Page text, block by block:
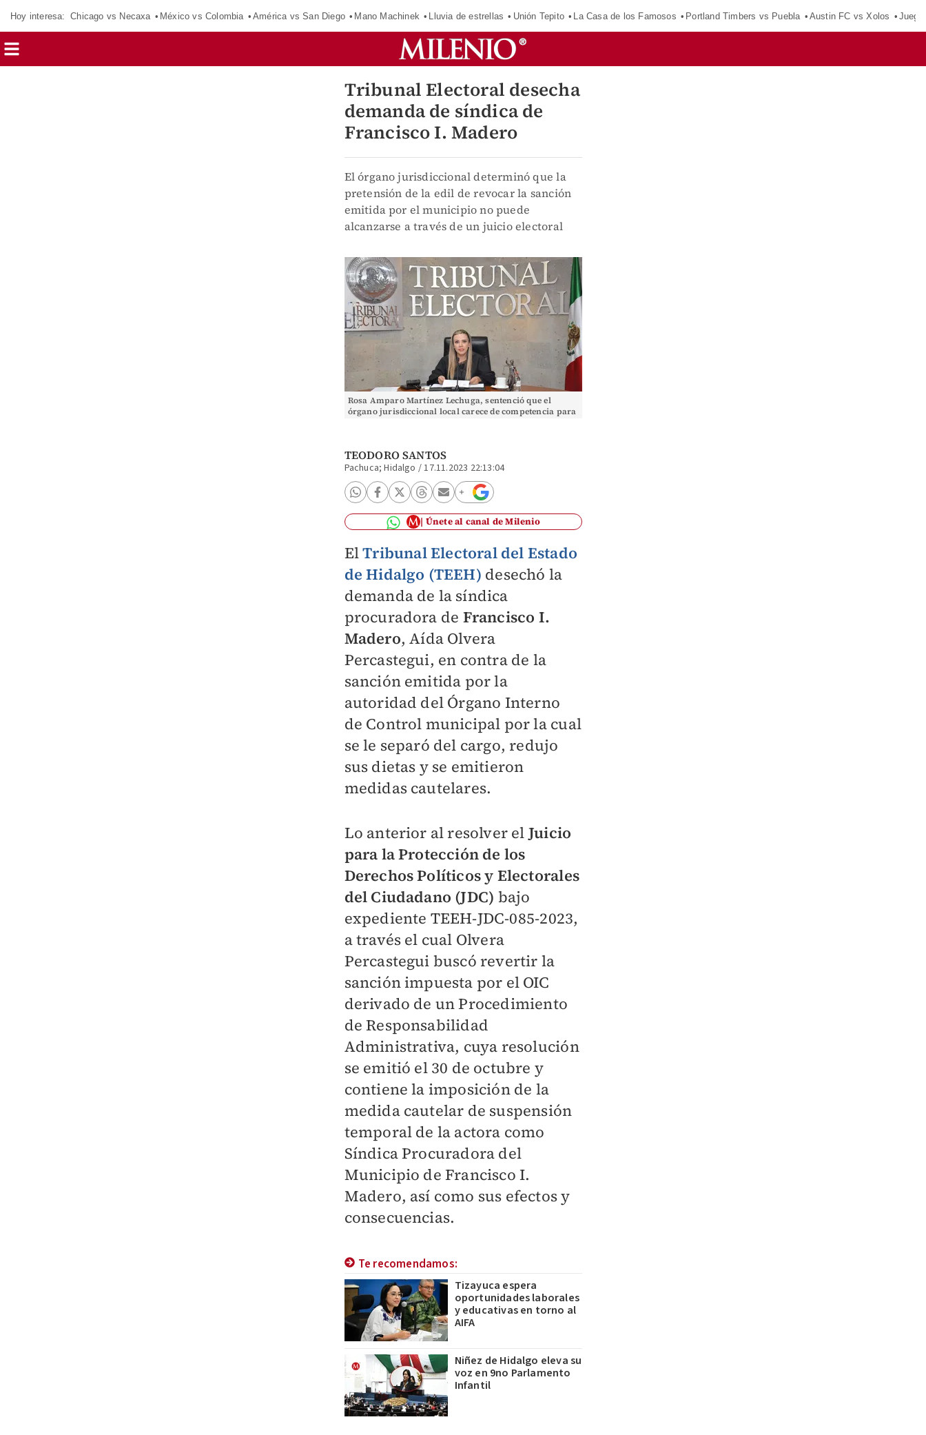
Hoy interesa: Chicago vs Necaxa México vs Colombia América vs San Diego Mano Machinek Lluvia de estrellas Unión Tepito La Casa de los Famosos Portland Timbers vs Puebla Austin FC vs Xolos
Tribunal Electoral desecha
demanda de síndica de
Francisco I. Madero
El órgano jurisdiccional determinó que la
pretensión de la edil de revocar la sanción
emitida por el municipio no puede
alcanzarse a través de un juicio electoral
Rosa Amparo Martínez Lechuga, sentenció que el
órgano jurisdiccional local carece de competencia para
TEODORO SANTOS
Pachuca; Hidalgo /17.11.2023 22:13:04
Únete al canal de Milenio
ElTribunal Electoral del Estado
de Hidalgo (TEEH) desechó la
demanda de la síndica
procuradora de Francisco I.
Madero, Aída Olvera
Percastegui, en contra de la
sanción emitida por la
autoridad del Órgano Interno
de Control municipal por la cual
se le separó del cargo, redujo
sus dietas y se emitieron
medidas cautelares.
Lo anterior al resolver el Juicio
para la Protección de los
Derechos Políticos y Electorales
del Ciudadano (JDC) bajo
expediente TEEH-JDC-085-2023,
a través el cual Olvera
Percastegui buscó revertir la
sanción impuesta por el OIC
derivado de un Procedimiento
de Responsabilidad
Administrativa, cuya resolución
se emitió el 30 de octubre y
contiene la imposición de la
medida cautelar de suspensión
temporal de la actora como
Síndica Procuradora del
Municipio de Francisco I.
Madero, así como sus efectos y
consecuencias.
Te recomendamos:
Tizayuca espera
oportunidades laborales
y educativas en torno al
AIFA
Niñez de Hidalgo eleva su
voz en 9no Parlamento
Infantil